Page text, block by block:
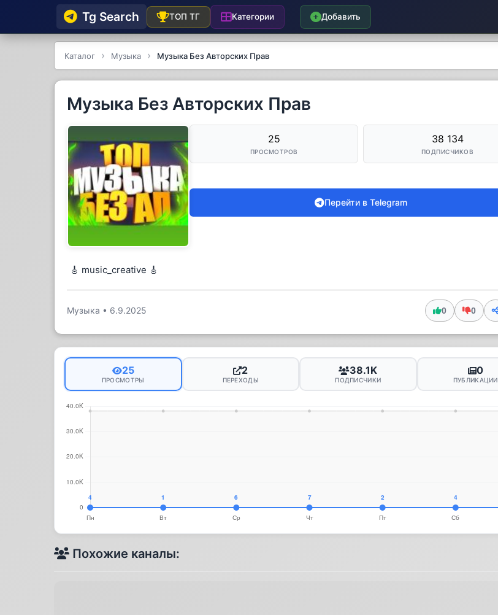
Tg Searсh ТОП ТГ Категории Добавить
Каталог Музыка Музыка Без Авторских Прав
Музыка Без Авторских Прав
25
ПРОСМОТРОВ
38 134
ПОДПИСЧИКОВ
Перейти в Telegram
🎸 music_creative 🎸
Музыка • 6.9.2025 0 0
25
ПРОСМОТРЫ
2
ПЕРЕХОДЫ
38.1K
ПОДПИСЧИКИ
0
ПУБЛИКАЦИИ
Похожие каналы: